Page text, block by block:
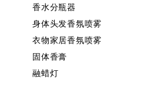
香水分瓶器
身体头发香氛喷雾
衣物家居香氛喷雾
固体香膏
融蜡灯